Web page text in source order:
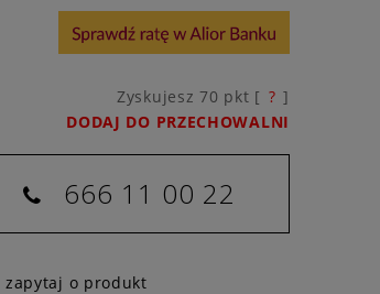
Zyskujesz70 pkt [ ? ]
DODAJ DO PRZECHOWALNI
666 11 00 22
zapytaj o produkt